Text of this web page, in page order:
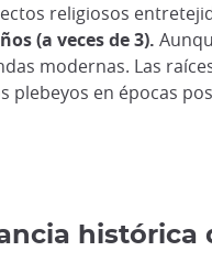
religiosos
(a veces de 3).
modernas. Las
plebeyos en épocas
histórica